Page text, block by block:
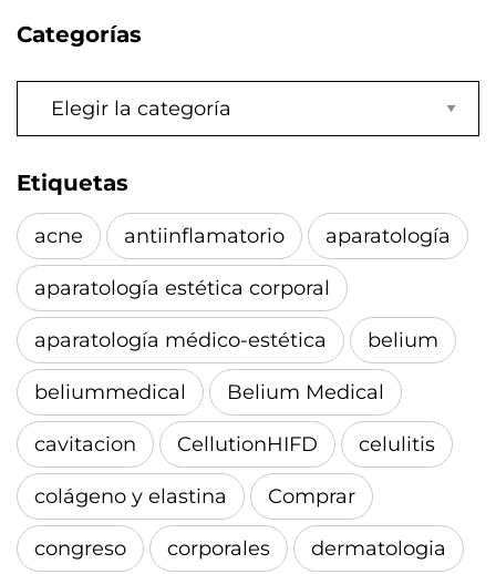
Categorías
Categorías
Etiquetas
acne antiinflamatorio aparatología
aparatología estética corporal
aparatología médico-estética belium
beliummedical Belium Medical
cavitacion CellutionHIFD celulitis
colágeno y elastina Comprar
congreso corporales dermatologia